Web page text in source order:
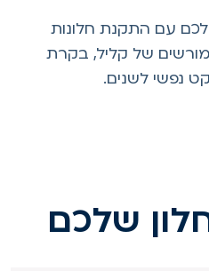
עם התקנת חלונות
של קליל, בקרת
שלכם